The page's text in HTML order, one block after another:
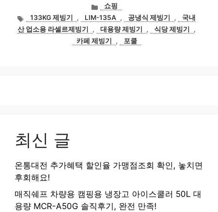
카
테
고
리
쇼핑
태
그
133KG 제빙기 , LIM-135A , 공냉식 제빙기 ,
국내
산 업소용 라셀르제빙기
, 대용량 제빙기 , 식당 제빙기
,
카페 제빙기
, 포쿨
최신 글
온통대전 추가혜택 할인율 가맹점조회 확인, 놓치면
후회해요!
매직쉐프 차량용 캠핑용 냉장고 아이스쿨러 50L 대
용량 MCR-A50G 솔직후기, 완전 만족!